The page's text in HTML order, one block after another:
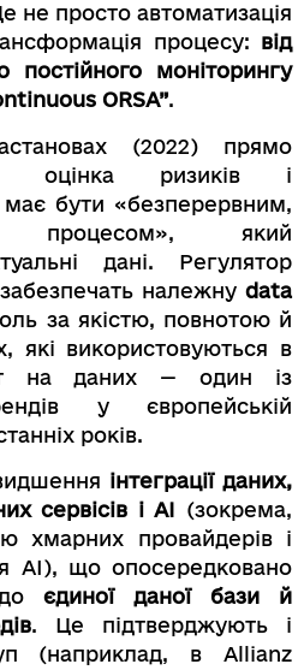
не просто автоматизація
процесу: від
постійного моніторингу
ORSA”.
(2022) прямо
оцінка ризиків і
бути «безперервним,
процесом», який
дані. Регулятор
належну data
за якістю, повнотою й
які використовуються в
на даних — один із
у європейській
років.
інтеграції даних,
сервісів і AI (зокрема,
хмарних провайдерів і
AI), що опосередковано
єдиної даної бази й
. Це підтверджують і
(наприклад, в Allianz